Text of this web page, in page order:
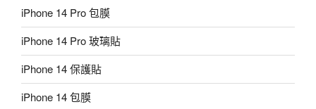
iPhone 14 Pro 包膜
iPhone 14 Pro 玻璃貼
iPhone 14 保護貼
iPhone 14 包膜